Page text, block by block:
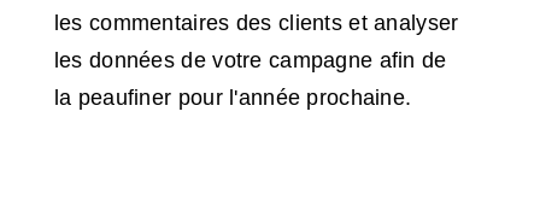
les commentaires des clients et analyser
les données de votre campagne afin de
la peaufiner pour l'année prochaine.